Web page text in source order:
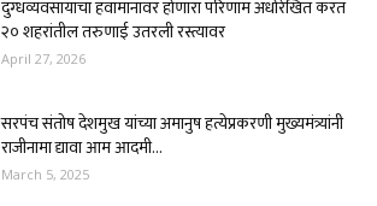
दुग्धव्यवसायाचा हवामानावर होणारा परिणाम अधोरेखित करत
२० शहरांतील तरुणाई उतरली रस्त्यावर
April 27, 2026
सरपंच संतोष देशमुख यांच्या अमानुष हत्येप्रकरणी मुख्यमंत्र्यांनी
राजीनामा द्यावा आम आदमी...
March 5, 2025